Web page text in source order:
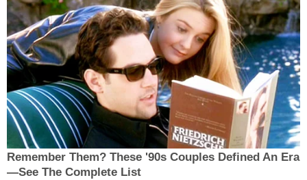
Remember Them? These '90s Couples Defined An Era
—See The Complete List